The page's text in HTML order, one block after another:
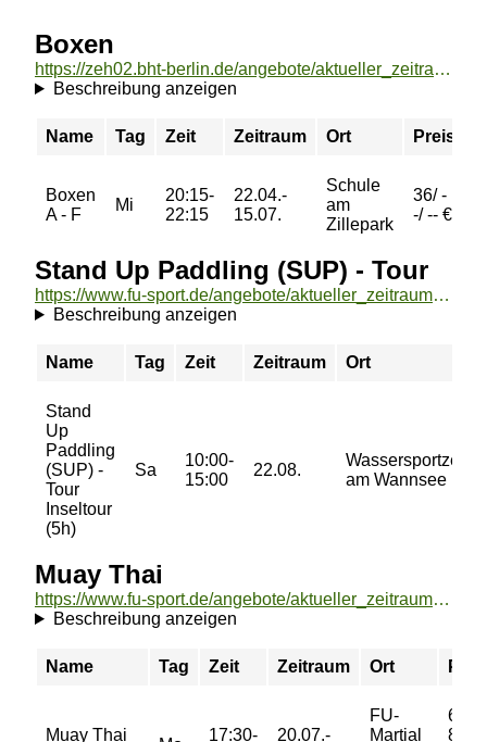
Boxen
https://zeh02.bht-berlin.de/angebote/aktueller_zeitraum/_Boxen.html
Beschreibung anzeigen
Name Tag Zeit Zeitraum Ort Preis
Boxen
A - F
Mi
20:15-
22:15
22.04.-
15.07.
Schule
am
Zillepark
36/ -
-/ -- €
Stand Up Paddling (SUP) - Tour
https://www.fu-sport.de/angebote/aktueller_zeitraum/_Stand_Up_Paddling__SUP__-_Tour.html
Beschreibung anzeigen
Name Tag Zeit Zeitraum Ort
Stand
Up
Paddling
(SUP) -
Tour
Inseltour
(5h)
Sa
10:00-
15:00
22.08.
am Wannsee
Muay Thai
https://www.fu-sport.de/angebote/aktueller_zeitraum/_Muay_Thai.html
Beschreibung anzeigen
Name Tag Zeit Zeitraum Ort
Muay Thai 17:30- 20.07.-
FU-
Martial
66/
88/